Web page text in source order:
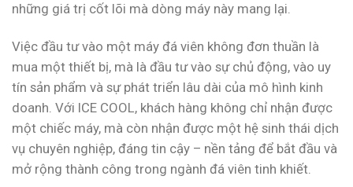
những giá trị cốt lõi mà dòng máy này mang lại.
Việc đầu tư vào một máy đá viên không đơn thuần là
mua một thiết bị, mà là đầu tư vào sự chủ động, vào uy
tín sản phẩm và sự phát triển lâu dài của mô hình kinh
doanh. Với ICE COOL, khách hàng không chỉ nhận được
một chiếc máy, mà còn nhận được một hệ sinh thái dịch
vụ chuyên nghiệp, đáng tin cậy – nền tảng để bắt đầu và
mở rộng thành công trong ngành đá viên tinh khiết.